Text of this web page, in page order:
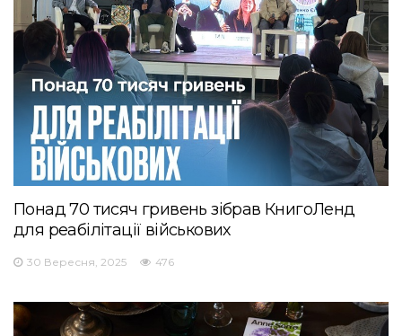
Понад 70 тисяч гривень зібрав КнигоЛенд
для реабілітації військових
30 Вересня, 2025 476